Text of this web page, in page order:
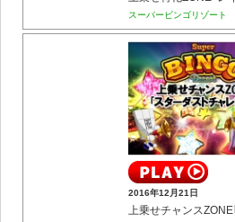
スーパービンゴリゾート
2016年12月21日